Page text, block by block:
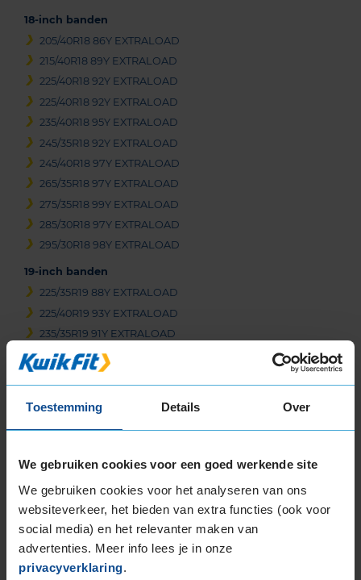
Toestemming Details Over
We gebruiken cookies voor een goed werkende site
We gebruiken cookies voor het analyseren van ons
websiteverkeer, het bieden van extra functies (ook voor
social media) en het relevanter maken van
advertenties. Meer info lees je in onze
privacyverklaring.
18-inch banden
205/40R18 86Y EXTRALOAD
215/40R18 89Y EXTRALOAD
225/40R18 92Y EXTRALOAD
225/40R18 92Y EXTRALOAD
235/40R18 95Y EXTRALOAD
245/35R18 92Y EXTRALOAD
245/40R18 97Y EXTRALOAD
265/35R18 97Y EXTRALOAD
275/35R18 99Y EXTRALOAD
285/30R18 97Y EXTRALOAD
295/30R18 98Y EXTRALOAD
19-inch banden
225/35R19 88Y EXTRALOAD
225/40R19 93Y EXTRALOAD
235/35R19 91Y EXTRALOAD
235/35R19 91Y EXTRALOAD
235/35R19 91Y EXTRALOAD
235/40R19 96Y EXTRALOAD
245/35R19 93Y EXTRALOAD
245/40R19 98Y EXTRALOAD
255/30R19 91Y EXTRALOAD
255/35R19 96Y EXTRALOAD